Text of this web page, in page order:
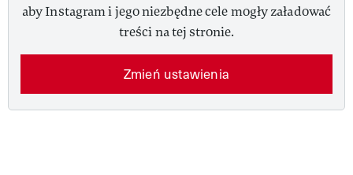
aby Instagram i jego niezbędne cele mogły załadować
treści na tej stronie.
Zmień ustawienia